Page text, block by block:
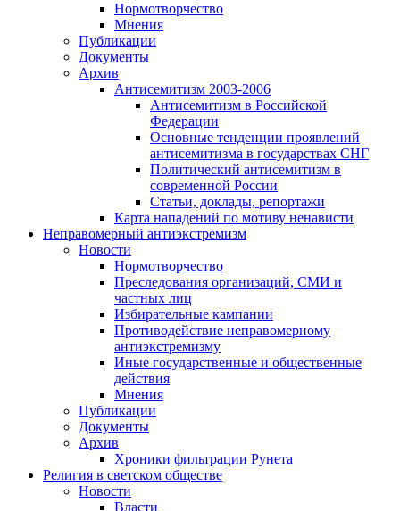
Нормотворчество
Мнения
Публикации
Документы
Архив
Антисемитизм 2003-2006
Антисемитизм в Российской
Федерации
Основные тенденции проявлений
антисемитизма в государствах СНГ
Политический антисемитизм в
современной России
Статьи, доклады, репортажи
Карта нападений по мотиву ненависти
Неправомерный антиэкстремизм
Новости
Нормотворчество
Преследования организаций, СМИ и
частных лиц
Избирательные кампании
Противодействие неправомерному
антиэкстремизму
Иные государственные и общественные
действия
Мнения
Публикации
Документы
Архив
Хроники фильтрации Рунета
Религия в светском обществе
Новости
Власти